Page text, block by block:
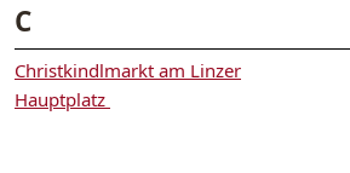
C
Christkindlmarkt am Linzer
Hauptplatz